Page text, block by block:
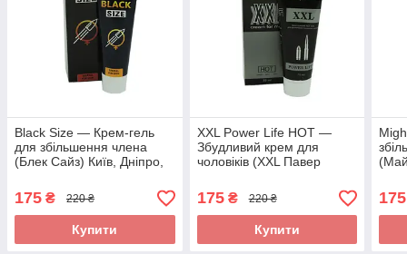
Black Size — Крем-гель
для збільшення члена
(Блек Сайз) Київ, Дніпро,
175 ₴ 220 ₴
Купити
XXL Power Life HOT —
Збудливий крем для
чоловіків (XXL Павер
Одеса оригінал
175₴ 220 ₴
Купити
175